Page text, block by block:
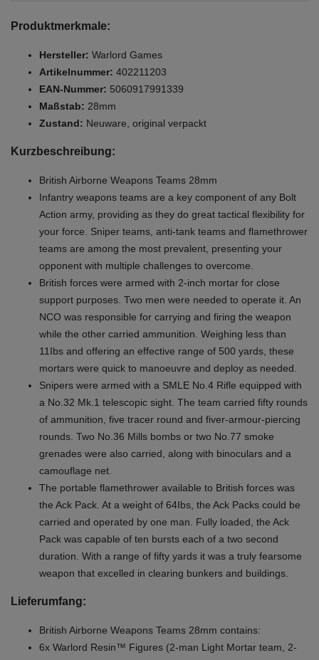
Produktmerkmale:
Hersteller: Warlord Games
Artikelnummer: 402211203
EAN-Nummer: 5060917991339
Maßstab: 28mm
Zustand: Neuware, original verpackt
Kurzbeschreibung:
British Airborne Weapons Teams 28mm
Infantry weapons teams are a key component of any Bolt
Action army, providing as they do great tactical flexibility for
your force. Sniper teams, anti-tank teams and flamethrower
teams are among the most prevalent, presenting your
opponent with multiple challenges to overcome.
British forces were armed with 2-inch mortar for close
support purposes. Two men were needed to operate it. An
NCO was responsible for carrying and firing the weapon
while the other carried ammunition. Weighing less than
11Ibs and offering an effective range of 500 yards, these
mortars were quick to manoeuvre and deploy as needed.
Snipers were armed with a SMLE No.4 Rifle equipped with
a No.32 Mk.1 telescopic sight. The team carried fifty rounds
of ammunition, five tracer round and fiver-armour-piercing
rounds. Two No.36 Mills bombs or two No.77 smoke
grenades were also carried, along with binoculars and a
camouflage net.
The portable flamethrower available to British forces was
the Ack Pack. At a weight of 64Ibs, the Ack Packs could be
carried and operated by one man. Fully loaded, the Ack
Pack was capable of ten bursts each of a two second
duration. With a range of fifty yards it was a truly fearsome
weapon that excelled in clearing bunkers and buildings.
Lieferumfang:
British Airborne Weapons Teams 28mm contains:
6x Warlord Resin™ Figures (2-man Light Mortar team, 2-